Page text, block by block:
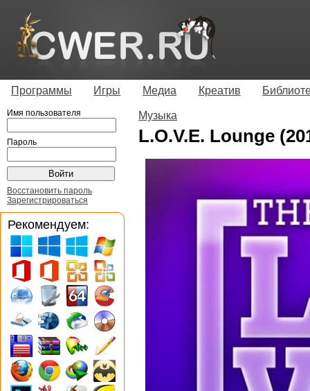
Программы Игры Медиа Креатив
Музыка
L.O.V.E. Lounge
Имя пользователя
Пароль
Восстановить пароль
Зарегистрироваться
Рекомендуем: